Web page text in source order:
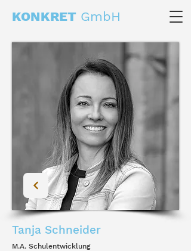
KONKRET GmbH
Tanja Schneider
M.A. Schulentwicklung